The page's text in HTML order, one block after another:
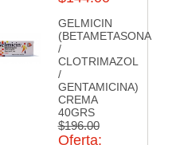
GELMICIN
(BETAMETASONA
/
CLOTRIMAZOL
/
GENTAMICINA)
CREMA
40GRS
$196.00
Oferta: